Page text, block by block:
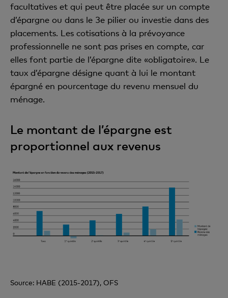
facultatives et qui peut être placée sur un compte
d’épargne ou dans le 3e pilier ou investie dans des
placements. Les cotisations à la prévoyance
professionnelle ne sont pas prises en compte, car
elles font partie de l’épargne dite «obligatoire». Le
taux d’épargne désigne quant à lui le montant
épargné en pourcentage du revenu mensuel du
ménage.
Le montant de l’épargne est
proportionnel aux revenus
Source: HABE (2015-2017), OFS